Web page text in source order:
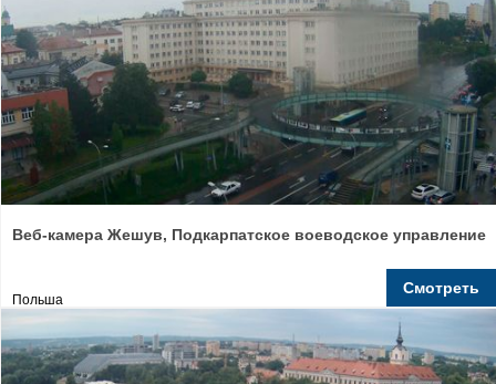
Веб-камера Жешув, Подкарпатское воеводское управление
Польша
Смотреть